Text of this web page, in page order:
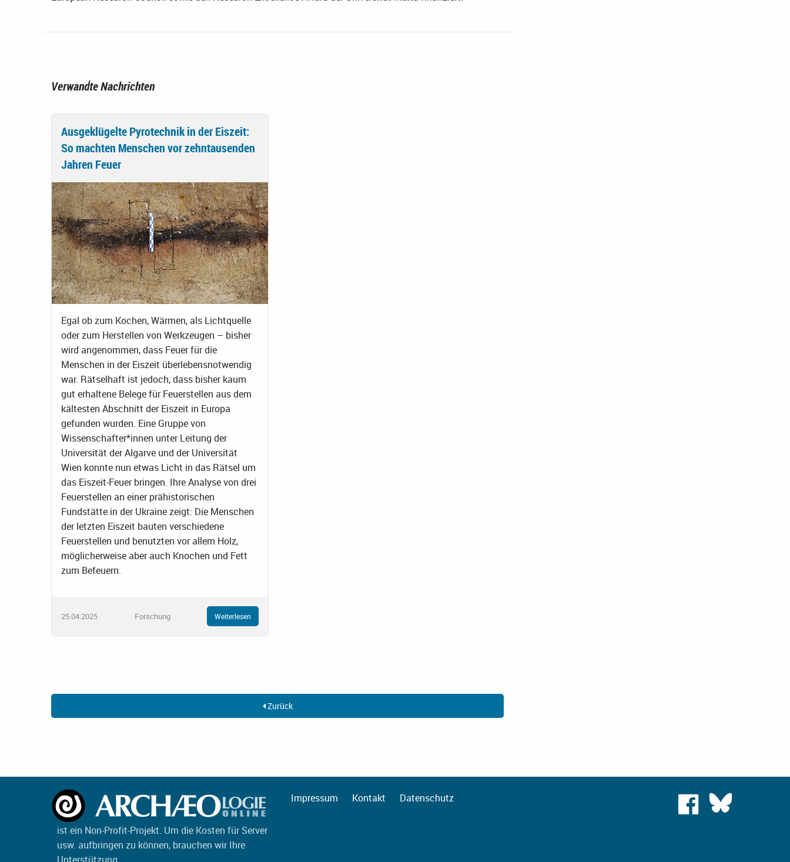
Verwandte Nachrichten
Ausgeklügelte Pyrotechnik in der Eiszeit:
So machten Menschen vor zehntausenden
Jahren Feuer
Egal ob zum Kochen, Wärmen, als Lichtquelle
oder zum Herstellen von Werkzeugen – bisher
wird angenommen, dass Feuer für die
Menschen in der Eiszeit überlebensnotwendig
war. Rätselhaft ist jedoch, dass bisher kaum
gut erhaltene Belege für Feuerstellen aus dem
kältesten Abschnitt der Eiszeit in Europa
gefunden wurden. Eine Gruppe von
Wissenschafter*innen unter Leitung der
Universität der Algarve und der Universität
Wien konnte nun etwas Licht in das Rätsel um
das Eiszeit-Feuer bringen. Ihre Analyse von drei
Feuerstellen an einer prähistorischen
Fundstätte in der Ukraine zeigt: Die Menschen
der letzten Eiszeit bauten verschiedene
Feuerstellen und benutzten vor allem Holz,
möglicherweise aber auch Knochen und Fett
zum Befeuern.
25.04.2025 Forschung Weiterlesen
Zurück
ist ein Non-Profit-Projekt. Um die Kosten für Server
usw. aufbringen zu können, brauchen wir Ihre
Impressum Kontakt Datenschutz